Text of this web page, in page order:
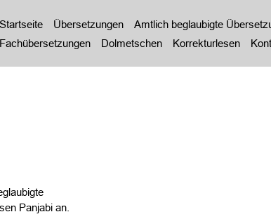
Startseite Übersetzungen
Amtlich beglaubigte
Fachübersetzungen
Dolmetschen Korrekturlesen
Panjabi an.